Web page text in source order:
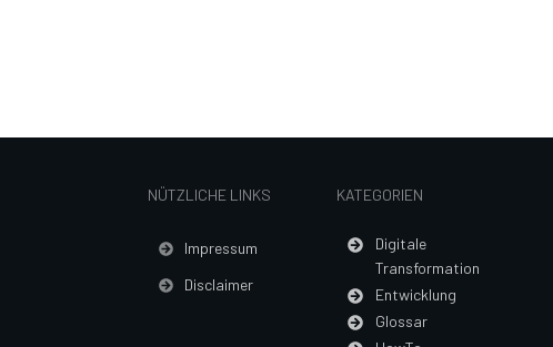
NÜTZLICHE LINKS
Impressum
Disclaimer
KATEGORIEN
Digitale
Transformation
Entwicklung
Glossar